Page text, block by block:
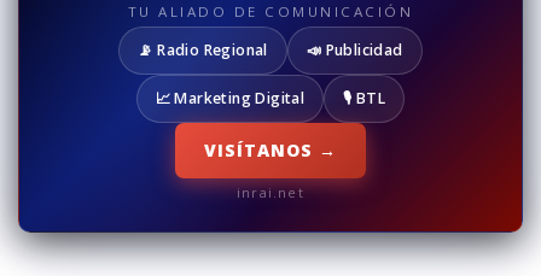
TU ALIADO DE COMUNICACIÓN
📡 Radio Regional 📣 Publicidad
📈 Marketing Digital 🎙️ BTL
VISÍTANOS →
inrai.net